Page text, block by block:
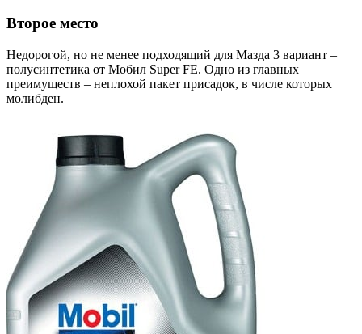
Второе место
Недорогой, но не менее подходящий для Мазда 3 вариант –
полусинтетика от Мобил Super FE. Одно из главных
преимуществ – неплохой пакет присадок, в числе которых
молибден.